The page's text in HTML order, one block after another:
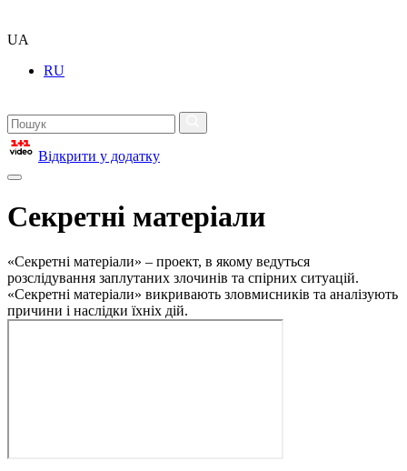
UA
RU
Відкрити у додатку
Секретні матеріали
«Секретні матеріали» – проект, в якому ведуться
розслідування заплутаних злочинів та спірних ситуацій.
«Секретні матеріали» викривають зловмисників та аналізують
причини і наслідки їхніх дій.